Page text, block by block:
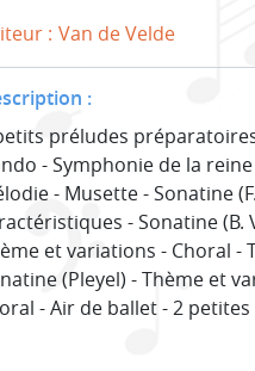
: Van de Velde
:
préludes préparatoires
- Symphonie de la
- Musette - Sonatine
- Sonatine
et variations - Choral -
(Pleyel) - Thème et
- Air de ballet - 2